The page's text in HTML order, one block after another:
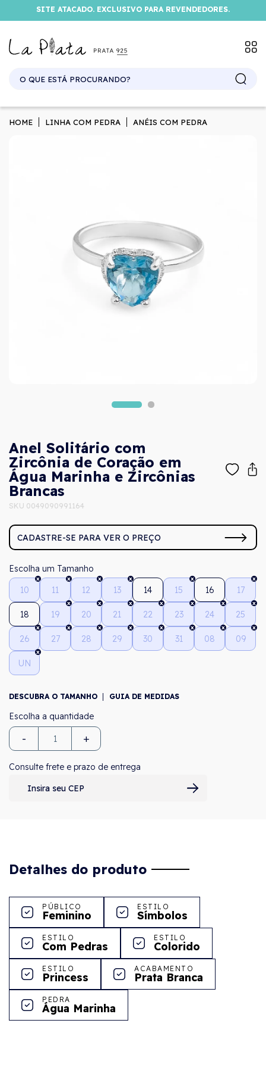
SITE ATACADO. EXCLUSIVO PARA REVENDEDORES.
HOME LINHA COM PEDRA ANÉIS COM PEDRA
Anel Solitário com
Zircônia de Coração em
Água Marinha e Zircônias
Brancas
SKU 0049090991164
CADASTRE-SE PARA VER O PREÇO
Tamanho
10
11 12 13 14 15 16 17
18 19 20 21 22 23 24 25
26 27 28 29 30 31 08 09
UN
DESCUBRA O TAMANHO GUIA DE MEDIDAS
- +
Consulte frete e prazo de entrega
Detalhes do produto
PÚBLICO
Feminino
ESTILO
Símbolos
ESTILO
Com Pedras
ESTILO
Colorido
ESTILO
Princess
ACABAMENTO
Prata Branca
PEDRA
Água Marinha